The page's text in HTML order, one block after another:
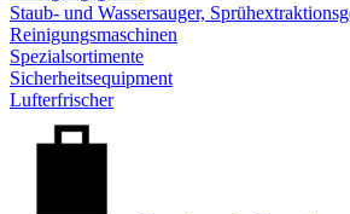
Staub- und Wassersauger,
Reinigungsmaschinen
Spezialsortimente
Sicherheitsequipment
Lufterfrischer